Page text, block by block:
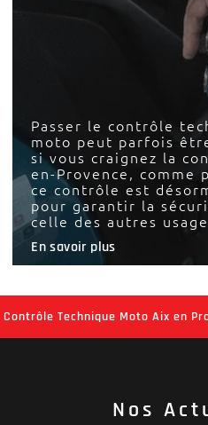
Passer le contrôle
moto peut parfois
si vous craignez la
en-Provence, comme
ce contrôle est
pour garantir la
celle des autres
En savoir plus
Contrôle Technique Moto Aix en
Nos